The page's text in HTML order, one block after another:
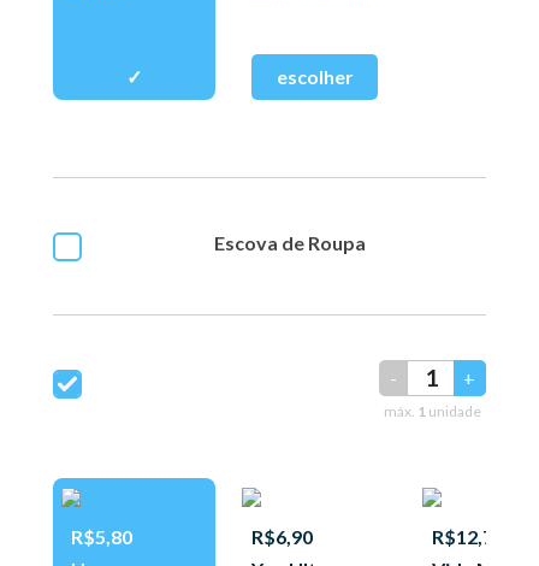
Escova de Roupa
- +
máx. 1 unidade
R$5,80
R$6,90
R$12,77